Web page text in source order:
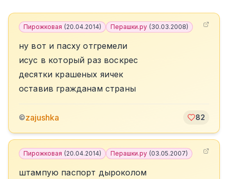
Пирожковая (20.04.2014) Перашки.ру (30.03.2008)
ну вот и пасху отгремели
исус в который раз воскрес
десятки крашеных яичек
оставив гражданам страны
©zajushka 82
Пирожковая (20.04.2014) Перашки.ру (03.05.2007)
штампую паспорт дыроколом